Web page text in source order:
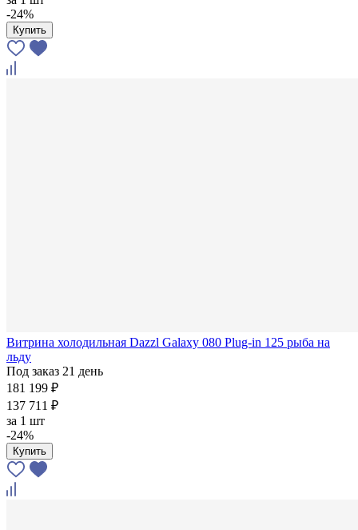
-24%
Купить
Витрина холодильная Dazzl Galaxy 080 Plug-in 125 рыба на
льду
Под заказ 21 день
181 199 ₽
137 711 ₽
за 1 шт
-24%
Купить